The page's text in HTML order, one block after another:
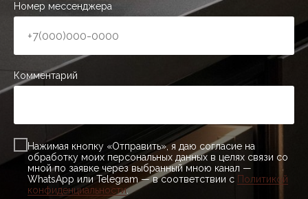
Номер мессенджера
Комментарий
Нажимая кнопку «Отправить», я даю согласие на
обработку моих персональных данных в целях связи со
мной по заявке через выбранный мною канал —
WhatsApp или Telegram — в соответствии с Политикой
конфиденциальности.